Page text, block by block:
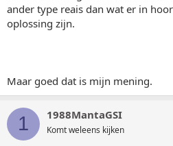
ander type reais dan wat er in
oplossing zijn.
Maar goed dat is mijn mening.
1 1988MantaGSI
Komt weleens kijken